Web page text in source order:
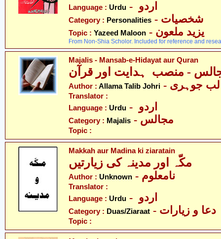
Language : Urdu
Category : Personalities - شخصیات
Topic : Yazeed Maloon - یزید ملعون
From Non-Shia Scholor. Included for reference and
Majalis - Mansab-e-Hidayat aur Quran
Author : Allama Talib Johri جوہری
Translator :
Language : Urdu
Category : Majalis - مجالس
Topic :
Makkah aur Madina ki ziaratain
Author : Unknown - نامعلوم
Translator :
Language : Urdu
Category : Duas/Ziaraat - دعا و زیارات
Topic :